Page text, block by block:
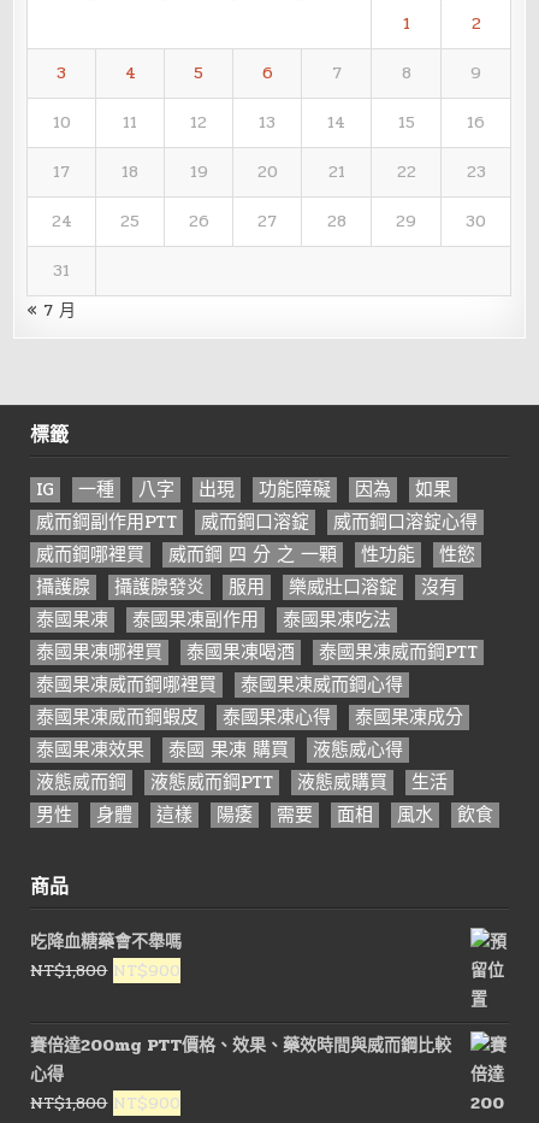
1
2
3
4 5 6 7 8
9
10
11 12 13 14 15
16
17
18 19 20 21 22
23
24
25 26 27 28 29
30
31
« 7 月
標籤
IG 一種 八字 出現 功能障礙 因為
如果
威而鋼副作用PTT
威而鋼口溶錠
威而鋼口溶錠心得
威而鋼哪裡買
威而鋼 四 分 之 一顆 性功能
性慾
攝護腺
攝護腺發炎 服用 樂威壯口溶錠
沒有
泰國果凍
泰國果凍副作用
泰國果凍吃法
泰國果凍哪裡買
泰國果凍喝酒
泰國果凍威而鋼PTT
泰國果凍威而鋼哪裡買
泰國果凍威而鋼心得
泰國果凍威而鋼蝦皮
泰國果凍心得
泰國果凍成分
泰國果凍效果
泰國 果凍 購買
液態威心得
液態威而鋼
液態威而鋼PTT 液態威購買
生活
男性
身體 這樣 陽痿 需要 面相 風水 飲食
商品
吃降血糖藥會不舉嗎
NT$1,800 原
價
格：
NT$1,800。
NT$900
價
格：
NT$900。
賽倍達200mg PTT價格、效果、藥效時間與威而鋼比較
心得
NT$1,800 原
NT$900